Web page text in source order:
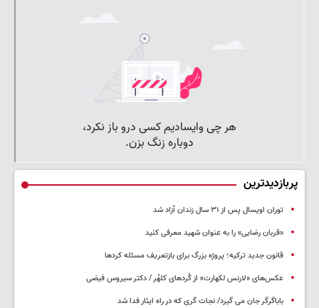
پربازدیدترین
توران اویسال پس از ۳۱ سال زندان آزاد شد
«قربان رضایی» را به عنوان شهید معرفی کنید
قانون جدید ترکیه؛ پروژه بزرگ‌ برای بازتعریف مسئله کردها
عکس‌های «لارنس لکهارت» از کُردهای کلهُر / دکتر سیروس فیضی
باباگرگر جان می گیرد/ نجات گری که در راه ایثار فدا شد